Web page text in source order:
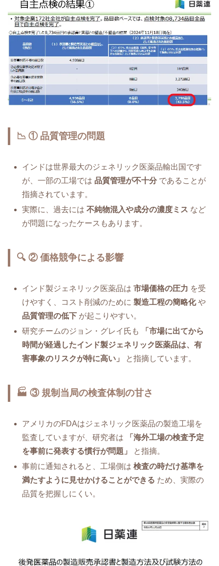
📉 ① 品質管理の問題
インドは世界最大のジェネリック医薬品輸出国です
が、一部の工場では品質管理が不十分 であることが
指摘されています。
実際に、過去には不純物混入や成分の濃度ミス など
が問題になったケースもあります。
🔍 ② 価格競争による影響
インド製ジェネリック医薬品は市場価格の圧力 を受
けやすく、コスト削減のために製造工程の簡略化や
品質管理の低下 が起こりやすい。
研究チームのジョン・グレイ氏も
「市場に出てから
時間が経過したインド製ジェネリック医薬品は、有
害事象のリスクが特に高い」
と指摘しています。
🏭 ③ 規制当局の検査体制の甘さ
アメリカのFDAはジェネリック医薬品の製造工場を
監査していますが、研究者は
「海外工場の検査予定
を事前に発表する慣行が問題」
と指摘。
事前に通知されると、工場側は検査の時だけ基準を
満たすように見せかけることができる ため、実際の
品質を把握しにくい。